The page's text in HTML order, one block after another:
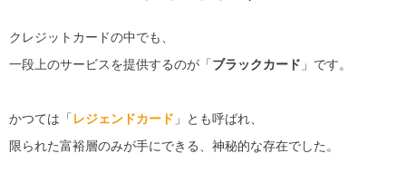
クレジットカードの中でも、
一段上のサービスを提供するのが「ブラックカード 」です。
かつては「 レジェンドカード 」とも呼ばれ、
限られた富裕層のみが手にできる、神秘的な存在でした。